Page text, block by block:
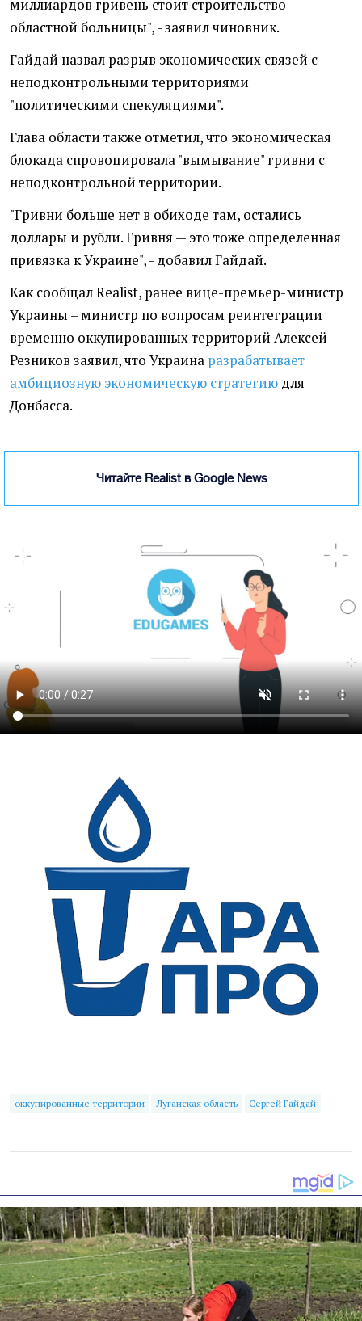
миллиардов гривень стоит строительство
областной больницы", - заявил чиновник.
Гайдай назвал разрыв экономических связей с
неподконтрольными территориями
"политическими спекуляциями".
Глава области также отметил, что экономическая
блокада спровоцировала "вымывание" гривни с
неподконтрольной территории.
"Гривни больше нет в обиходе там, остались
доллары и рубли. Гривня — это тоже определенная
привязка к Украине", - добавил Гайдай.
Как сообщал Realist, ранее вице-премьер-министр
Украины – министр по вопросам реинтеграции
временно оккупированных территорий Алексей
Резников заявил, что Украина разрабатывает
амбициозную экономическую стратегию для
Донбасса.
Читайте Realist в Google News
оккупированные территории Луганская область Сергей Гайдай